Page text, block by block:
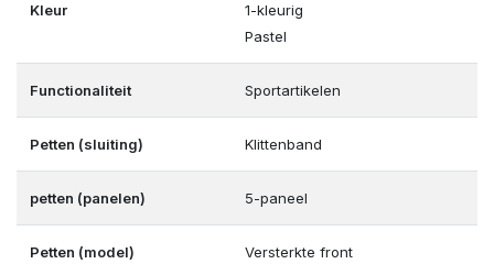
Kleur
1-kleurig
Pastel
Functionaliteit Sportartikelen
Petten (sluiting) Klittenband
petten (panelen) 5-paneel
Petten (model) Versterkte front